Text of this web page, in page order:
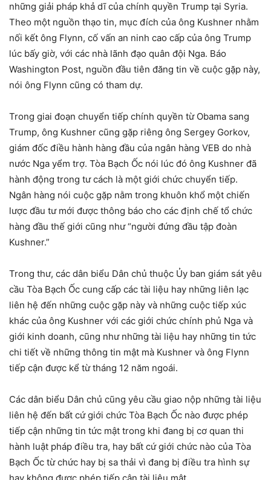
những giải pháp khả dĩ của chính quyền Trump tại Syria.
Theo một nguồn thạo tin, mục đích của ông Kushner nhằm
nối kết ông Flynn, cố vấn an ninh cao cấp của ông Trump
lúc bấy giờ, với các nhà lãnh đạo quân đội Nga. Báo
Washington Post, nguồn đầu tiên đăng tin về cuộc gặp này,
nói ông Flynn cũng có tham dự.
Trong giai đoạn chuyển tiếp chính quyền từ Obama sang
Trump, ông Kushner cũng gặp riêng ông Sergey Gorkov,
giám đốc điều hành hàng đầu của ngân hàng VEB do nhà
nước Nga yểm trợ. Tòa Bạch Ốc nói lúc đó ông Kushner đã
hành động trong tư cách là một giới chức chuyển tiếp.
Ngân hàng nói cuộc gặp nằm trong khuôn khổ một chiến
lược đầu tư mới được thông báo cho các định chế tổ chức
hàng đầu thế giới cũng như “người đứng đầu tập đoàn
Kushner.”
Trong thư, các dân biểu Dân chủ thuộc Ủy ban giám sát yêu
cầu Tòa Bạch Ốc cung cấp các tài liệu hay những liên lạc
liên hệ đến những cuộc gặp này và những cuộc tiếp xúc
khác của ông Kushner với các giới chức chính phủ Nga và
giới kinh doanh, cũng như những tài liệu hay những tin tức
chi tiết về những thông tin mật mà Kushner và ông Flynn
tiếp cận được kể từ tháng 12 năm ngoái.
Các dân biểu Dân chủ cũng yêu cầu giao nộp những tài liệu
liên hệ đến bất cứ giới chức Tòa Bạch Ốc nào được phép
tiếp cận những tin tức mật trong khi đang bị cơ quan thi
hành luật pháp điều tra, hay bất cứ giới chức nào của Tòa
Bạch Ốc từ chức hay bị sa thải vì đang bị điều tra hình sự